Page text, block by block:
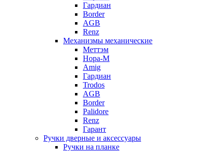
Гардиан
Border
AGB
Renz
Механизмы механические
Меттэм
Нора-М
Amig
Гардиан
Trodos
AGB
Border
Palidore
Renz
Гарант
Ручки дверные и аксессуары
Ручки на планке